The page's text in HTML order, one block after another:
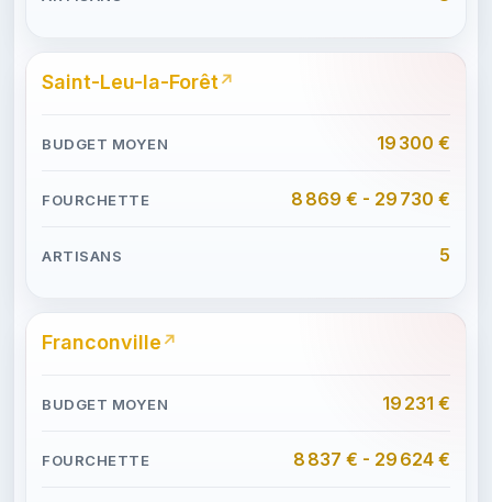
Saint-Leu-la-Forêt
19 300 €
8 869 € - 29 730 €
5
Franconville
19 231 €
8 837 € - 29 624 €